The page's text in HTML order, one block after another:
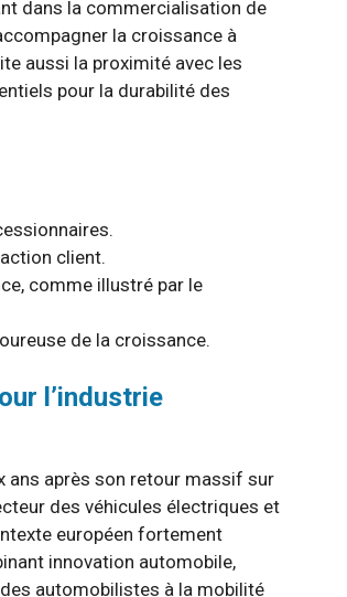
dans la commercialisation de
la croissance à
aussi la proximité avec les
pour la durabilité des
client.
comme illustré par le
de la croissance.
l’industrie
ans après son retour massif sur
des véhicules électriques et
européen fortement
innovation automobile,
automobilistes à la mobilité